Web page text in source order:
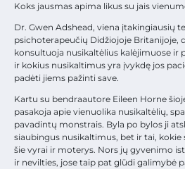
Koks jausmas apima likus su jais
Dr. Gwen Adshead, viena įtakingiausių
psichoterapeučių Didžiojoje Britanijoje,
konsultuoja nusikaltėlius kalėjimuose ir
ir kokius nusikaltimus yra įvykdę jos
padėti jiems pažinti save.
Kartu su bendraautore Eileen Horne
pasakoja apie vienuolika nusikaltėlių,
pavadintų monstrais. Byla po bylos ji
siaubingus nusikaltimus, bet ir tai, kokie
šie vyrai ir moterys. Nors jų gyvenimo
ir nevilties, jose taip pat glūdi galimybė